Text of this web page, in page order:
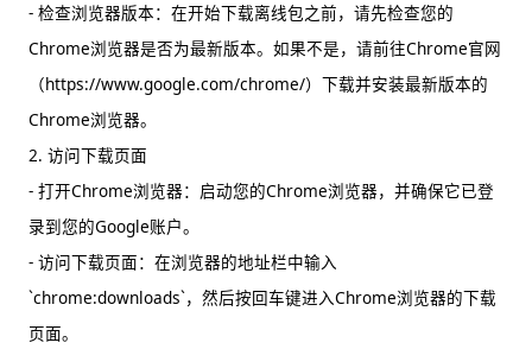
- 检查浏览器版本：在开始下载离线包之前，请先检查您的
Chrome浏览器是否为最新版本。如果不是，请前往Chrome官网
（https://www.google.com/chrome/）下载并安装最新版本的
Chrome浏览器。
2. 访问下载页面
- 打开Chrome浏览器：启动您的Chrome浏览器，并确保它已登
录到您的Google账户。
- 访问下载页面：在浏览器的地址栏中输入
`chrome:downloads`，然后按回车键进入Chrome浏览器的下载
页面。